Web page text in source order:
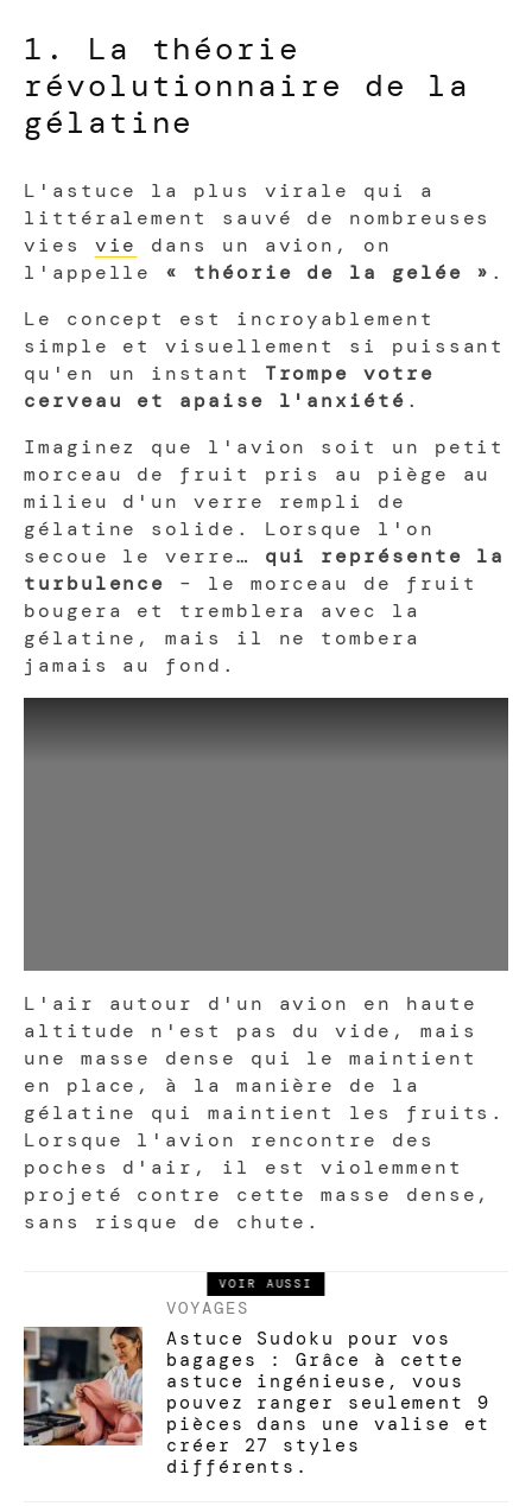
1. La théorie
révolutionnaire de la
gélatine
L'astuce la plus virale qui a
littéralement sauvé de nombreuses
vies vie
dans un avion, on
l'appelle « théorie de la gelée » .
Le concept est incroyablement
simple et visuellement si puissant
qu'en un instant Trompe votre
cerveau et apaise l'anxiété .
Imaginez que l'avion soit un petit
morceau de fruit pris au piège au
milieu d'un verre rempli de
gélatine solide. Lorsque l'on
secoue le verre… qui représente la
turbulence
– le morceau de fruit
bougera et tremblera avec la
gélatine, mais il ne tombera
jamais au fond.
L'air autour d'un avion en haute
altitude n'est pas du vide, mais
une masse dense qui le maintient
en place, à la manière de la
gélatine qui maintient les fruits.
Lorsque l'avion rencontre des
poches d'air, il est violemment
projeté contre cette masse dense,
sans risque de chute.
VOIR AUSSI
VOYAGES
Astuce Sudoku pour vos
bagages : Grâce à cette
astuce ingénieuse, vous
pouvez ranger seulement 9
pièces dans une valise et
créer 27 styles
différents.